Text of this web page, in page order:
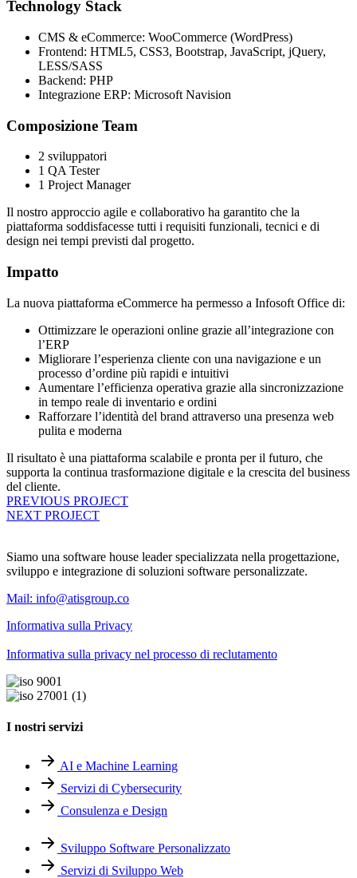
Technology Stack
CMS & eCommerce: WooCommerce (WordPress)
Frontend: HTML5, CSS3, Bootstrap, JavaScript, jQuery,
LESS/SASS
Backend: PHP
Integrazione ERP: Microsoft Navision
Composizione Team
2 sviluppatori
1 QA Tester
1 Project Manager
Il nostro approccio agile e collaborativo ha garantito che la
piattaforma soddisfacesse tutti i requisiti funzionali, tecnici e di
design nei tempi previsti dal progetto.
Impatto
La nuova piattaforma eCommerce ha permesso a Infosoft Office di:
Ottimizzare le operazioni online grazie all’integrazione con
l’ERP
Migliorare l’esperienza cliente con una navigazione e un
processo d’ordine più rapidi e intuitivi
Aumentare l’efficienza operativa grazie alla sincronizzazione
in tempo reale di inventario e ordini
Rafforzare l’identità del brand attraverso una presenza web
pulita e moderna
Il risultato è una piattaforma scalabile e pronta per il futuro, che
supporta la continua trasformazione digitale e la crescita del business
del cliente.
PREVIOUS PROJECT
NEXT PROJECT
Siamo una software house leader specializzata nella progettazione,
sviluppo e integrazione di soluzioni software personalizzate.
Mail: info@atisgroup.co
Informativa sulla Privacy
Informativa sulla privacy nel processo di reclutamento
I nostri servizi
AI e Machine Learning
Servizi di Cybersecurity
Consulenza e Design
Sviluppo Software Personalizzato
Servizi di Sviluppo Web